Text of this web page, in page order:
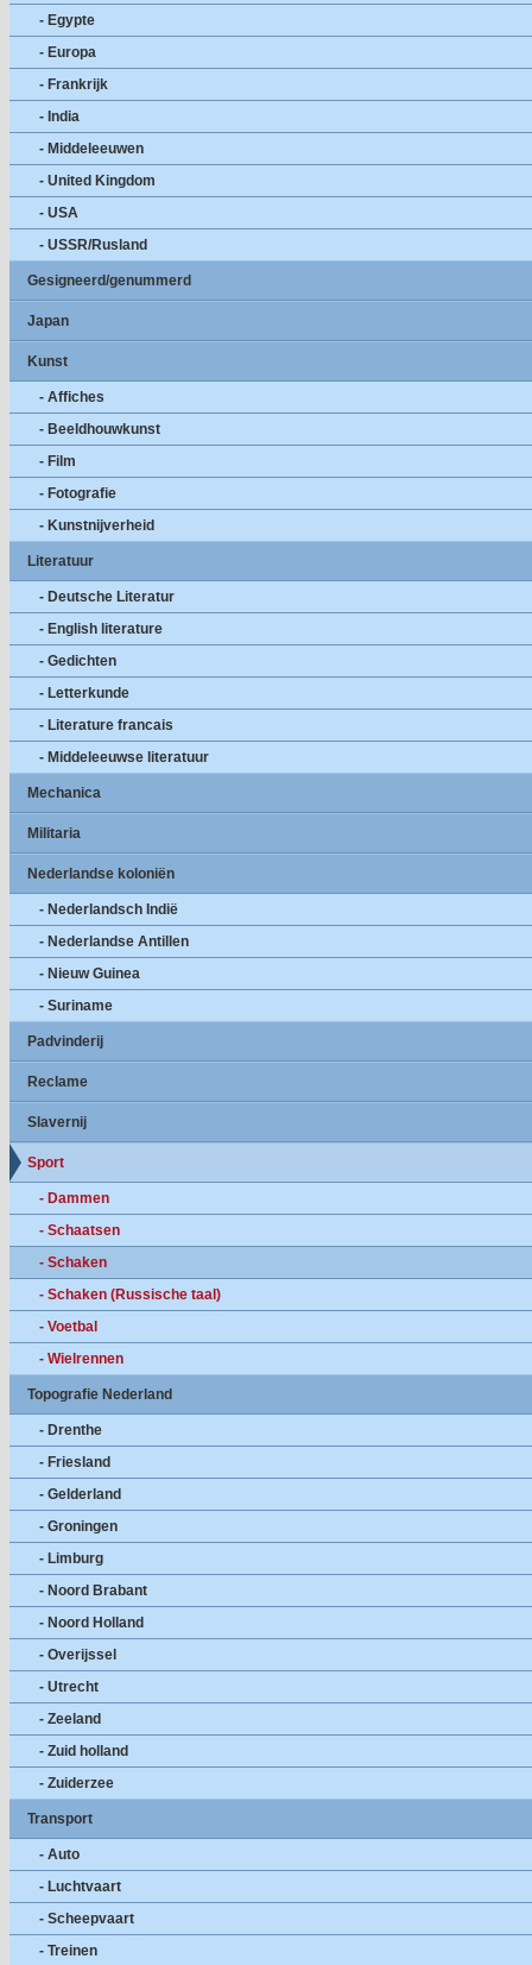
- Egypte
- Europa
- Frankrijk
- India
- Middeleeuwen
- United Kingdom
- USA
- USSR/Rusland
Gesigneerd/genummerd
Japan
Kunst
- Affiches
- Beeldhouwkunst
- Film
- Fotografie
- Kunstnijverheid
Literatuur
- Deutsche Literatur
- English literature
- Gedichten
- Letterkunde
- Literature francais
- Middeleeuwse literatuur
Mechanica
Militaria
Nederlandse koloniën
- Nederlandsch Indië
- Nederlandse Antillen
- Nieuw Guinea
- Suriname
Padvinderij
Reclame
Slavernij
Sport
- Dammen
- Schaatsen
- Schaken
- Schaken (Russische taal)
- Voetbal
- Wielrennen
Topografie Nederland
- Drenthe
- Friesland
- Gelderland
- Groningen
- Limburg
- Noord Brabant
- Noord Holland
- Overijssel
- Utrecht
- Zeeland
- Zuid holland
- Zuiderzee
Transport
- Auto
- Luchtvaart
- Scheepvaart
- Treinen